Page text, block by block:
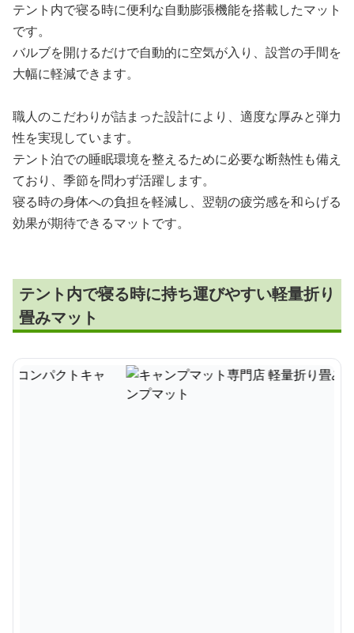
テント内で寝る時に便利な自動膨張機能を搭載したマット
です。
バルブを開けるだけで自動的に空気が入り、設営の手間を
大幅に軽減できます。
職人のこだわりが詰まった設計により、適度な厚みと弾力
性を実現しています。
テント泊での睡眠環境を整えるために必要な断熱性も備え
ており、季節を問わず活躍します。
寝る時の身体への負担を軽減し、翌朝の疲労感を和らげる
効果が期待できるマットです。
テント内で寝る時に持ち運びやすい軽量折り
畳みマット